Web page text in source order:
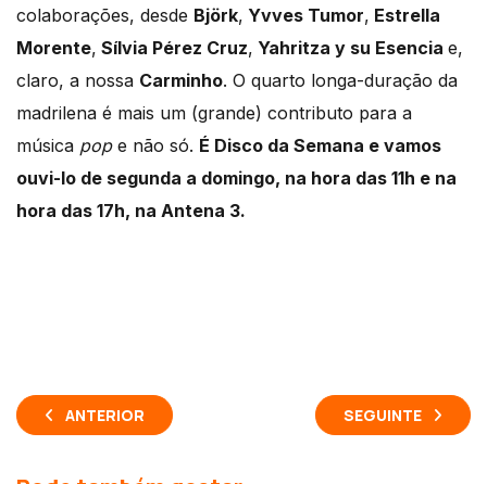
colaborações, desde Björk, Yvves Tumor, Estrella
Morente, Sílvia Pérez Cruz, Yahritza y su Esencia e,
claro, a nossa Carminho. O quarto longa-duração da
madrilena é mais um (grande) contributo para a
música pope não só. É Disco da Semana e vamos
ouvi-lo de segunda a domingo, na hora das 11h e na
hora das 17h, na Antena 3.
ANTERIOR SEGUINTE